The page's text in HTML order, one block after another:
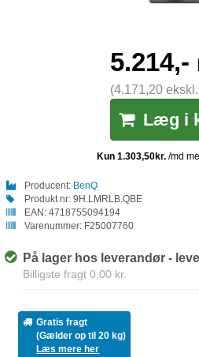
5.214,-
(4.171,20
Læg i
Producent: BenQ
Produkt nr: 9H.LMRLB.QBE
EAN: 4718755094194
Varenummer: F25007760
På lager hos leverandør -
Billigste fragt 0,00 kr.
Gratis fragt
(Gælder op til 20 kg)
Læs mere her